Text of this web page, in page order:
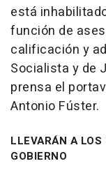
está
función de
calificación y
Socialista y de
prensa el
Antonio Fúster.
LLEVARÁN A
GOBIERNO